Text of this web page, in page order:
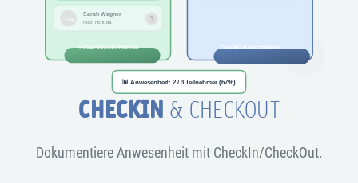
CHECKIN & CHECKOUT
Dokumentiere Anwesenheit mit CheckIn/CheckOut.